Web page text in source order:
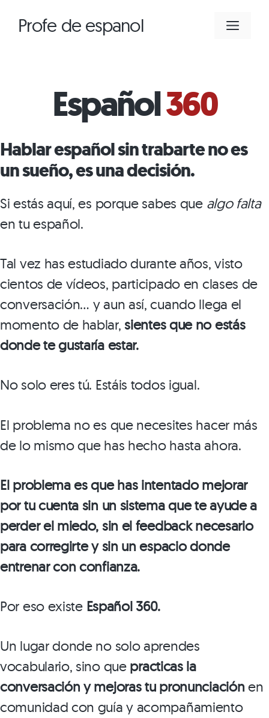
Profe de espanol
Español360
Hablar español sin trabarte no es
un sueño, es una decisión.
Si estás aquí, es porque sabes que algo falta
en tu español.
Tal vez has estudiado durante años, visto
cientos de vídeos, participado en clases de
conversación… y aun así, cuando llega el
momento de hablar,sientes que no estás
donde te gustaría estar.
No solo eres tú. Estáis todos igual.
El problema no es que necesites hacer más
de lo mismo que has hecho hasta ahora.
El problema es que has intentado mejorar
por tu cuenta sin un sistema que te ayude a
perder el miedo, sin el feedback necesario
para corregirte y sin un espacio donde
entrenar con confianza.
Por eso existe Español 360.
Un lugar donde no solo aprendes
vocabulario, sino que practicas la
conversación y mejoras tu pronunciación en
comunidad con guía y acompañamiento